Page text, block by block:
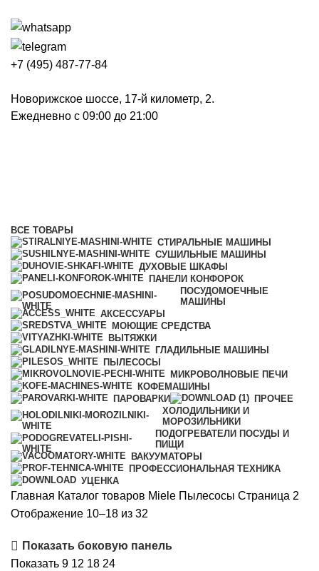
+7 (495) 487-77-84
Новорижское шоссе, 17-й километр, 2.
Ежедневно с 09:00 до 21:00
ВСЕ ТОВАРЫ
СТИРАЛЬНЫЕ МАШИНЫ
СУШИЛЬНЫЕ МАШИНЫ
ДУХОВЫЕ ШКАФЫ
ПАНЕЛИ КОНФОРОК
ПОСУДОМОЕЧНЫЕ
МАШИНЫ
АКСЕССУАРЫ
МОЮЩИЕ СРЕДСТВА
ВЫТЯЖКИ
ГЛАДИЛЬНЫЕ МАШИНЫ
ПЫЛЕСОСЫ
МИКРОВОЛНОВЫЕ ПЕЧИ
КОФЕМАШИНЫ
ПАРОВАРКИ
ПРОЧЕЕ
ХОЛОДИЛЬНИКИ И
МОРОЗИЛЬНИКИ
ПОДОГРЕВАТЕЛИ ПОСУДЫ И
ПИЩИ
ВАКУУМАТОРЫ
ПРОФЕССИОНАЛЬНАЯ ТЕХНИКА
УЦЕНКА
Главная Каталог товаров Miele Пылесосы Страница 2
Отображение 10–18 из 32
рейтингу
Показать боковую панель
Показать 9 12 18 24